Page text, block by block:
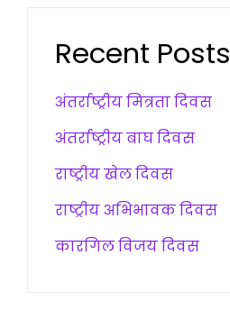
Recent Posts
अंतर्राष्ट्रीय मित्रता दिवस
अंतर्राष्ट्रीय बाघ दिवस
राष्ट्रीय खेल दिवस
राष्ट्रीय अभिभावक दिवस
कारगिल विजय दिवस